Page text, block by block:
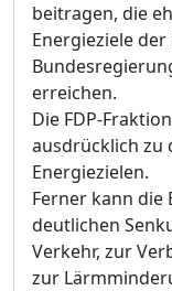
beitragen, die
Energieziele
erreichen.
Die FDP-
ausdrücklich zu
Energiezielen.
Ferner kann
deutlichen
Verkehr, zur
zur